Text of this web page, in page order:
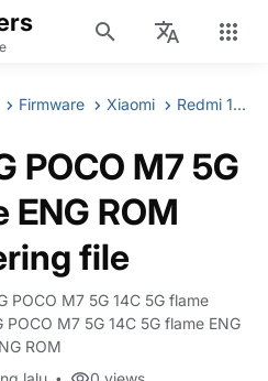
Firmware Xiaomi Redmi 14R 5G POCO M7 5G 14C 5G flame ENG ROM CSC Engginering file
POCO M7 5G
ENG ROM
file
POCO M7 5G 14C 5G flame
POCO M7 5G 14C 5G flame ENG
ROM